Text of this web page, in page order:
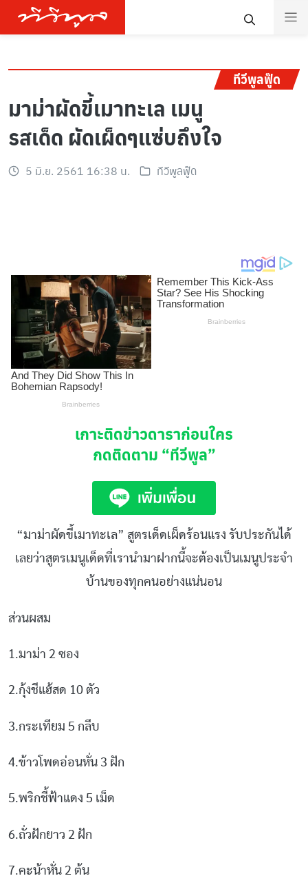
ทีวีพูลฟู๊ด
มาม่าผัดขี้เมาทะเล เมนู
รสเด็ด ผัดเผ็ดๆแซ่บถึงใจ
5 มิ.ย. 2561 16:38 น. ทีวีพูลฟู๊ด
เกาะติดข่าวดาราก่อนใคร
กดติดตาม “ทีวีพูล”
“มาม่าผัดขี้เมาทะเล” สูตรเด็ดเผ็ดร้อนแรง รับประกันได้
เลยว่าสูตรเมนูเด็ดที่เรานำมาฝากนี้จะต้องเป็นเมนูประจำ
บ้านของทุกคนอย่างแน่นอน
ส่วนผสม
1.มาม่า 2 ซอง
2.กุ้งชีแฮ้สด 10 ตัว
3.กระเทียม 5 กลีบ
4.ข้าวโพดอ่อนหั่น 3 ฝัก
5.พริกชี้ฟ้าแดง 5 เม็ด
6.ถั่วฝักยาว 2 ฝัก
7.คะน้าหั่น 2 ต้น